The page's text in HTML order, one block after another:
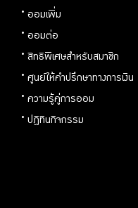
ออมเพิ่ม
ออมต่อ
สิทธิพิเศษสำหรับสมาชิก
ศูนย์ให้คำปรึกษาทางการเงิน
ความรู้คู่การออม
ปฏิทินกิจกรรม